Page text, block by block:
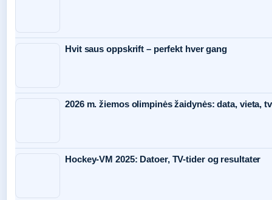
Hvit saus oppskrift – perfekt hver gang
2026 m. žiemos olimpinės žaidynės: data, vieta,
Hockey-VM 2025: Datoer, TV-tider og resultater